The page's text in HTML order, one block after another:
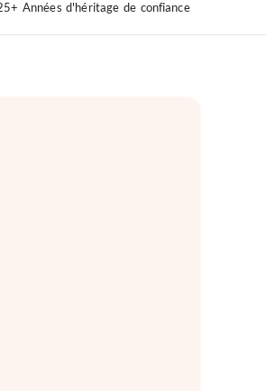
Années d'héritage de confiance